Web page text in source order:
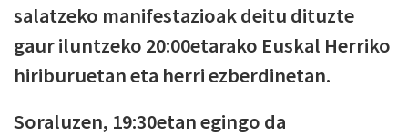
salatzeko manifestazioak deitu dituzte
gaur iluntzeko 20:00etarako Euskal Herriko
hiriburuetan eta herri ezberdinetan.
Soraluzen, 19:30etan egingo da